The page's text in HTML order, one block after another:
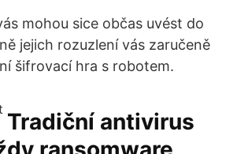
mohou sice občas uvést do
jejich rozuzlení vás zaručeně
šifrovací hra s robotem.
Tradiční antivirus